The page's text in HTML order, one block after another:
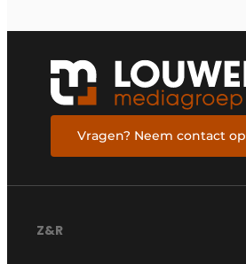
Vragen? Neem contact op
Z&R